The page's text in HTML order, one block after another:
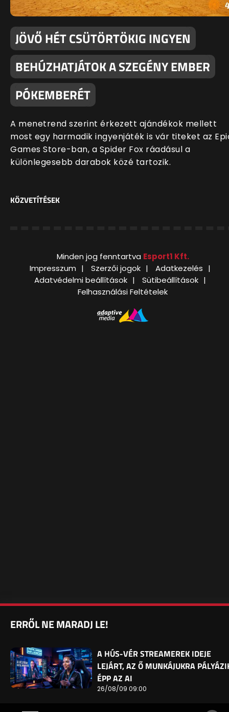
JÖVŐ HÉT CSÜTÖRTÖKIG INGYEN
BEHÚZHATJÁTOK A SZEGÉNY EMBER
PÓKEMBERÉT
A menetrend szerint érkezett ajándékok mellett
most egy harmadik ingyenjáték is vár titeket az
Games Store-ban, a Spider Fox ráadásul a
különlegesebb darabok közé tartozik.
KÖZVETÍTÉSEK
Minden jog fenntartva Esport1 Kft.
Impresszum
Szerzői jogok
Adatkezelés
Adatvédelmi beállítások
Sütibeállítások
Felhasználási Feltételek
ERRŐL NE MARADJ LE!
A HÚS-VÉR STREAMEREK IDEJE
LEJÁRT, AZ Ő MUNKÁJUKRA
ÉPP AZ AI
26/08/09 09:00